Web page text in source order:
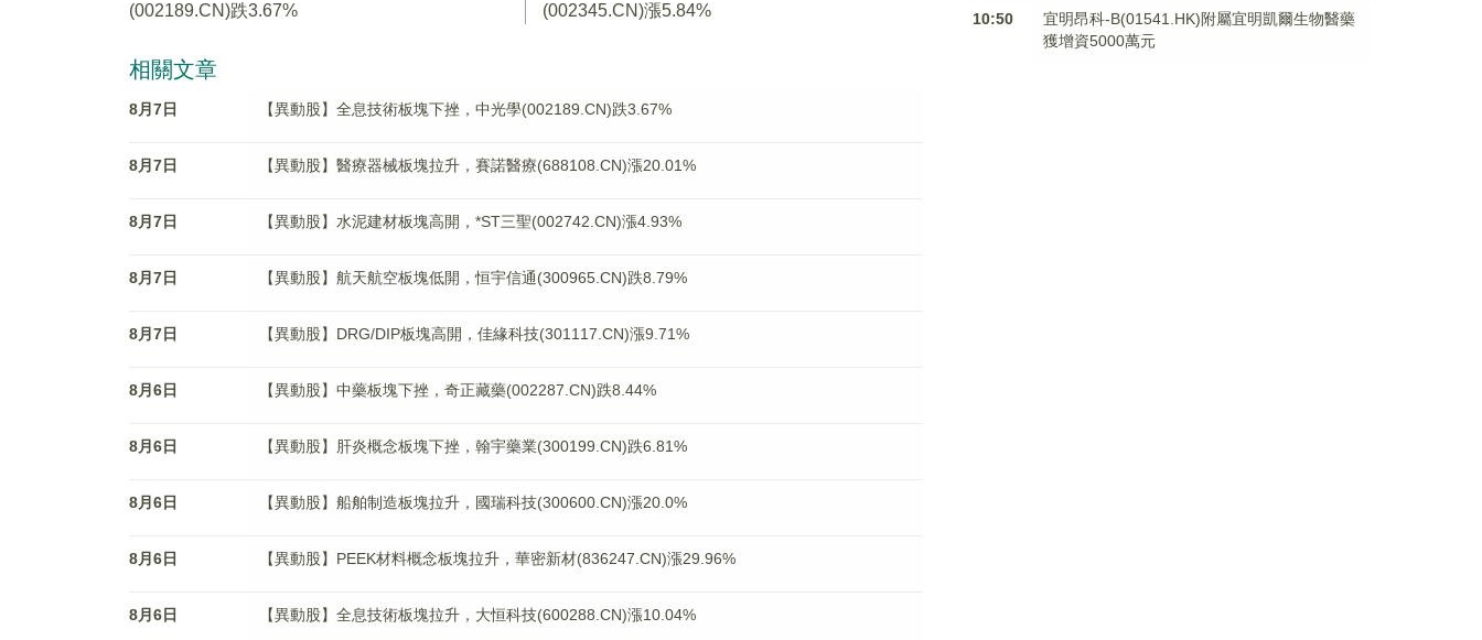
(002189.CN)跌3.67%
(002345.CN)漲5.84%
相關文章
8月7日 【異動股】全息技術板塊下挫，中光學(002189.CN)跌3.67%
8月7日 【異動股】醫療器械板塊拉升，賽諾醫療(688108.CN)漲20.01%
8月7日 【異動股】水泥建材板塊高開，*ST三聖(002742.CN)漲4.93%
8月7日 【異動股】航天航空板塊低開，恒宇信通(300965.CN)跌8.79%
8月7日 【異動股】DRG/DIP板塊高開，佳緣科技(301117.CN)漲9.71%
8月6日 【異動股】中藥板塊下挫，奇正藏藥(002287.CN)跌8.44%
8月6日 【異動股】肝炎概念板塊下挫，翰宇藥業(300199.CN)跌6.81%
8月6日 【異動股】船舶制造板塊拉升，國瑞科技(300600.CN)漲20.0%
8月6日 【異動股】PEEK材料概念板塊拉升，華密新材(836247.CN)漲29.96%
8月6日 【異動股】全息技術板塊拉升，大恒科技(600288.CN)漲10.04%
10:50
宜明昂科-B(01541.HK)附屬宜明凱爾生物醫藥
獲增資5000萬元